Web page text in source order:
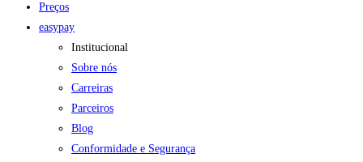
Preços
easypay
Institucional
Sobre nós
Carreiras
Parceiros
Blog
Conformidade e Segurança